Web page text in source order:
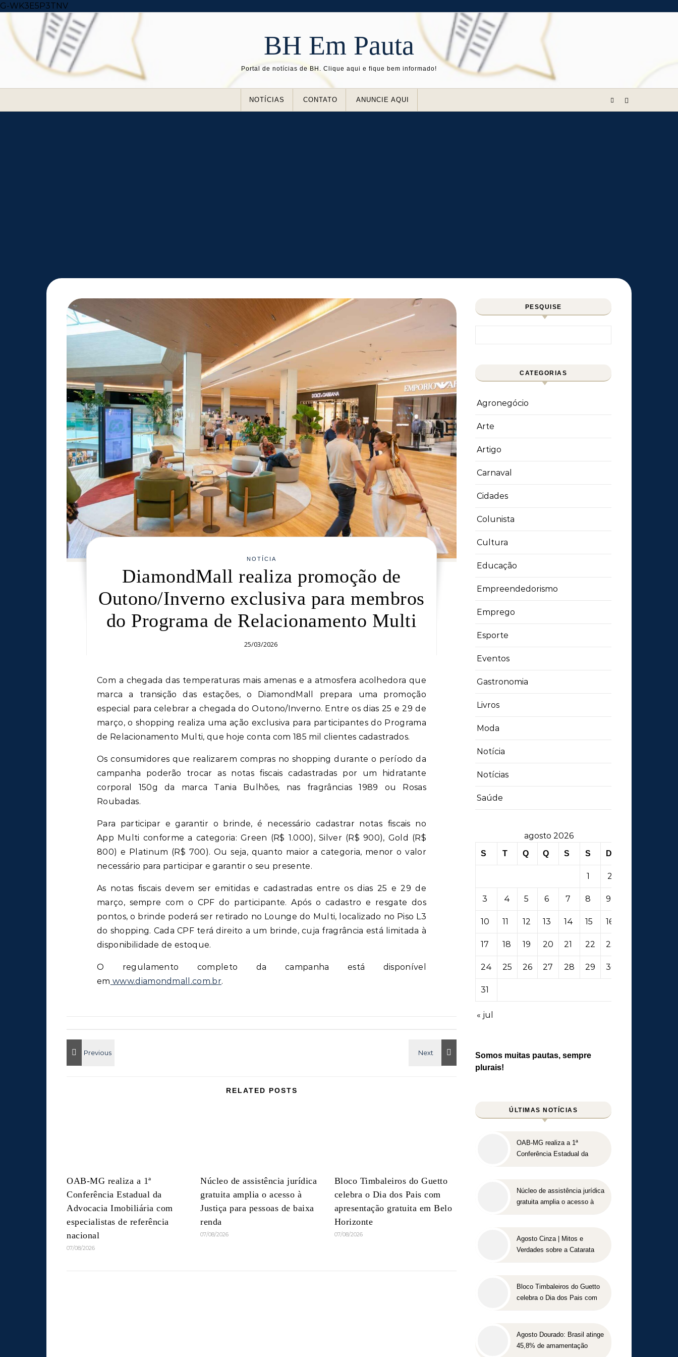
G-WK3E5P3TNVSkip to content
BH Em Pauta
Portal de notícias de BH. Clique aqui e fique bem informado!
NOTÍCIAS CONTATO ANUNCIE AQUI
NOTÍCIA
DiamondMall realiza promoção de
Outono/Inverno exclusiva para membros
do Programa de Relacionamento Multi
25/03/2026
Com a chegada das temperaturas mais amenas e a atmosfera acolhedora que
marca a transição das estações, o DiamondMall prepara uma promoção
especial para celebrar a chegada do Outono/Inverno. Entre os dias 25 e 29 de
março, o shopping realiza uma ação exclusiva para participantes do Programa
de Relacionamento Multi, que hoje conta com 185 mil clientes cadastrados.
Os consumidores que realizarem compras no shopping durante o período da
campanha poderão trocar as notas fiscais cadastradas por um hidratante
corporal 150g da marca Tania Bulhões, nas fragrâncias 1989 ou Rosas
Roubadas.
Para participar e garantir o brinde, é necessário cadastrar notas fiscais no
App Multi conforme a categoria: Green (R$ 1.000), Silver (R$ 900), Gold (R$
800) e Platinum (R$ 700). Ou seja, quanto maior a categoria, menor o valor
necessário para participar e garantir o seu presente.
As notas fiscais devem ser emitidas e cadastradas entre os dias 25 e 29 de
março, sempre com o CPF do participante. Após o cadastro e resgate dos
pontos, o brinde poderá ser retirado no Lounge do Multi, localizado no Piso L3
do shopping. Cada CPF terá direito a um brinde, cuja fragrância está limitada à
disponibilidade de estoque.
O regulamento completo da campanha está disponível
em www.diamondmall.com.br.
RELATED POSTS
OAB-MG realiza a 1ª
Conferência Estadual da
Advocacia Imobiliária com
especialistas de referência
nacional
07/08/2026
Núcleo de assistência jurídica
gratuita amplia o acesso à
Justiça para pessoas de baixa
renda
07/08/2026
Bloco Timbaleiros do Guetto
celebra o Dia dos Pais com
apresentação gratuita em Belo
Horizonte
07/08/2026
PESQUISE
CATEGORIAS
Agronegócio
Arte
Artigo
Carnaval
Cidades
Colunista
Cultura
Educação
Empreendedorismo
Emprego
Esporte
Eventos
Gastronomia
Livros
Moda
Notícia
Notícias
Saúde
agosto 2026
S T Q Q S S D
1 2
3 4 5 6 7 8 9
10 11 12 13 14 15 16
17 18 19 20 21 22 23
24 25 26 27 28 29 30
31
« jul
Somos muitas pautas, sempre
plurais!
ÚLTIMAS NOTÍCIAS
OAB-MG realiza a 1ª
Conferência Estadual da
nacional
Núcleo de assistência jurídica
gratuita amplia o acesso à
Agosto Cinza | Mitos e
Verdades sobre a Catarata
Bloco Timbaleiros do Guetto
celebra o Dia dos Pais com
Agosto Dourado: Brasil atinge
45,8% de amamentação